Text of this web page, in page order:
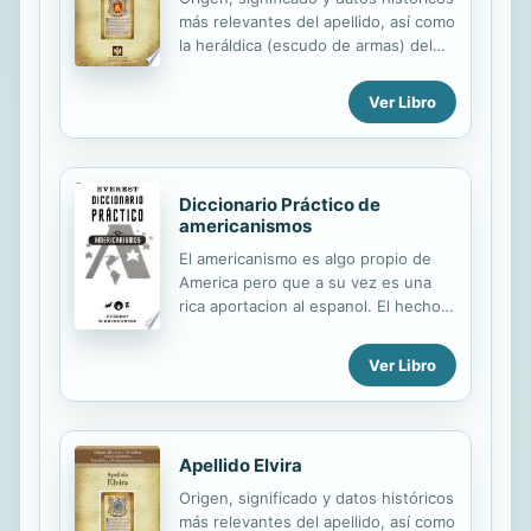
más relevantes del apellido, así como
la heráldica (escudo de armas) del
edición de todas nuestras láminas
nos regimos por un estricto
protocolo cuya finalidad es la de
garantizar la veracidad y utilidad de la
simbolismo de los principales
esmaltes, metales y piezas
heráldicas.
Ver Libro
Diccionario Práctico de
americanismos
El americanismo es algo propio de
America pero que a su vez es una
rica aportacion al espanol. El hecho
distintas a las espanolas, hace que el
campo semantico de este diccionario
trate con extension la zoologia y la
del espanol, que se pueden
encontrar en cualquier diccionario
lexicografico, y los gentilicios,
Ver Libro
Apellido Elvira
Origen, significado y datos históricos
más relevantes del apellido, así como